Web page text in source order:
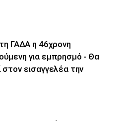
ΓΑΔΑ η 46χρονη
για εμπρησμό - Θα
στον εισαγγελέα την